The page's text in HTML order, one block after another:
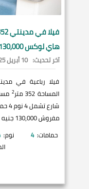
فيلا فيمدينتي
هاي لوكس 130,000 ج
آخر تحديث: 10 أبريل 2025
فيلا رباعية في
المساحة 352 متر
2
مفروش 130,000 جنيه
حمامات: 4 نوم: